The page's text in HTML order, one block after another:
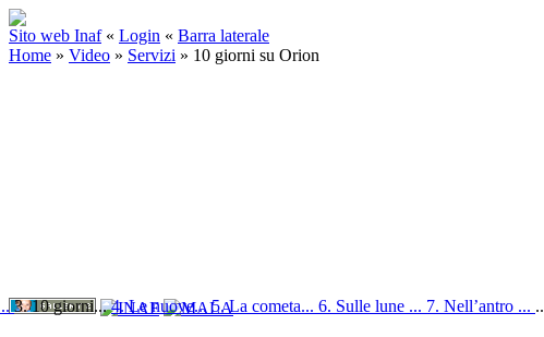
Sito web Inaf « Login « Barra laterale
Home » Video » Servizi » 10 giorni su Orion
3. 10 giorni...4. Le nuove...5. La cometa... 6. Sulle lune ... 7. Nell’antro ...